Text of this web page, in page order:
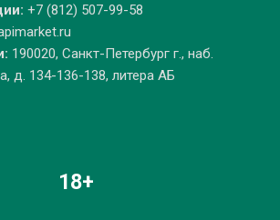
+7 (812) 507-99-58
190020, Санкт-Петербург г., наб.
д. 134-136-138, литера АБ
18+